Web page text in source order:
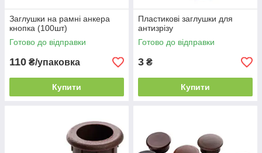
Заглушки на рамні анкера
кнопка (100шт)
Готово до відправки
110 ₴/упаковка
Купити
Пластикові заглушки для
антизрізу
Готово до відправки
3 ₴
Купити